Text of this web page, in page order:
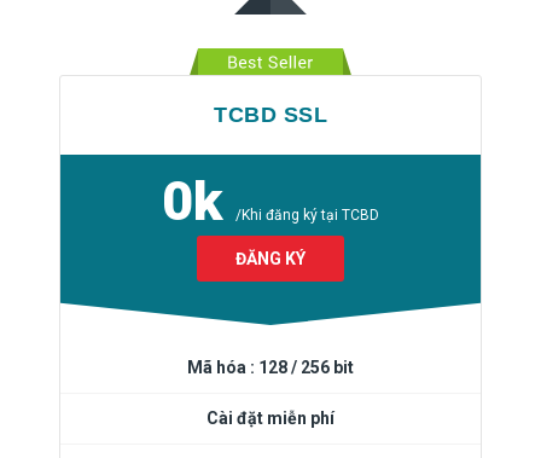
TCBD SSL
0k /Khi đăng ký tại TCBD
ĐĂNG KÝ
Mã hóa : 128 / 256 bit
Cài đặt miễn phí